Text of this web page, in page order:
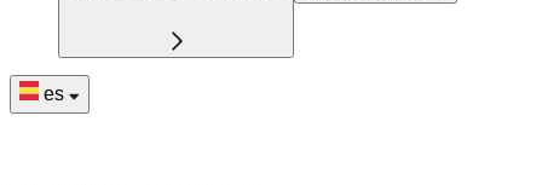
es